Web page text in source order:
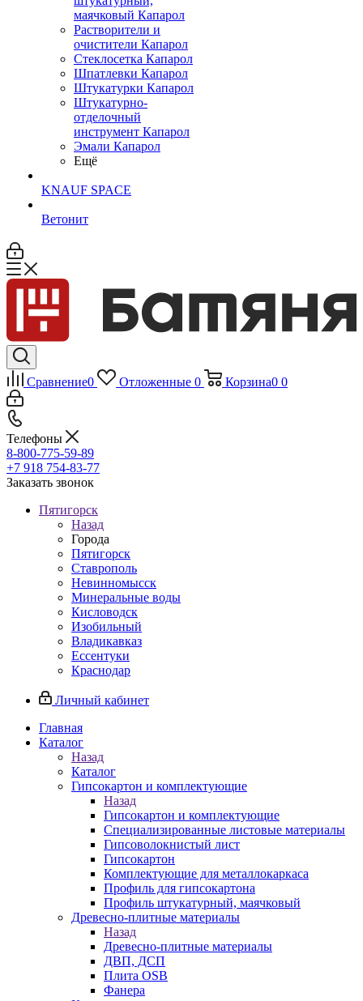
маячковый Капарол
Растворители и
очистители Капарол
Cтеклосетка Капарол
Шпатлевки Капарол
Штукатурки Капарол
Штукатурно-
отделочный
инструмент Капарол
Эмали Капарол
Ещё
KNAUF SPACE
Ветонит
Сравнение0 Отложенные 0 Корзина0 0
Телефоны
8-800-775-59-89
+7 918 754-83-77
Заказать звонок
Пятигорск
Назад
Города
Пятигорск
Ставрополь
Невинномысск
Минеральные воды
Кисловодск
Изобильный
Владикавказ
Ессентуки
Краснодар
Личный кабинет
Главная
Каталог
Назад
Каталог
Гипсокартон и комплектующие
Назад
Гипсокартон и комплектующие
Специализированные листовые материалы
Гипсоволокнистый лист
Гипсокартон
Комплектующие для металлокаркаса
Профиль для гипсокартона
Профиль штукатурный, маячковый
Древесно-плитные материалы
Назад
Древесно-плитные материалы
ДВП, ДСП
Плита OSB
Фанера